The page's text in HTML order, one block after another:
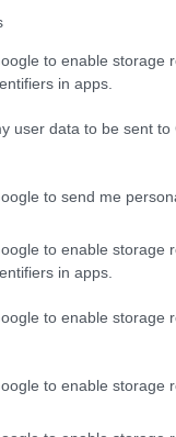
to enable storage
in apps.
user data to be sent
to send me
to enable storage
in apps.
to enable storage
to enable storage
nemrég
a sorban,